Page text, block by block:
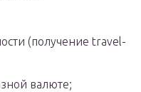
(получение travel-
валюте;